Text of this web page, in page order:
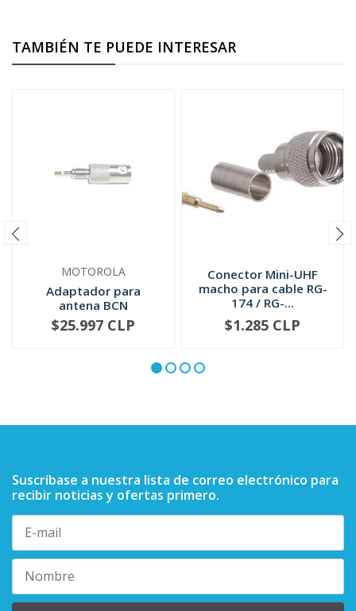
TAMBIÉN TE PUEDE INTERESAR
MOTOROLA
Adaptador para
antena BCN
5885705M02
NO DISPONIBLE
$25.997 CLP
Conector Mini-UHF
macho para cable RG-
174 / RG-...
+
$1.285 CLP
Suscríbase a nuestra lista de correo electrónico para
recibir noticias y ofertas primero.